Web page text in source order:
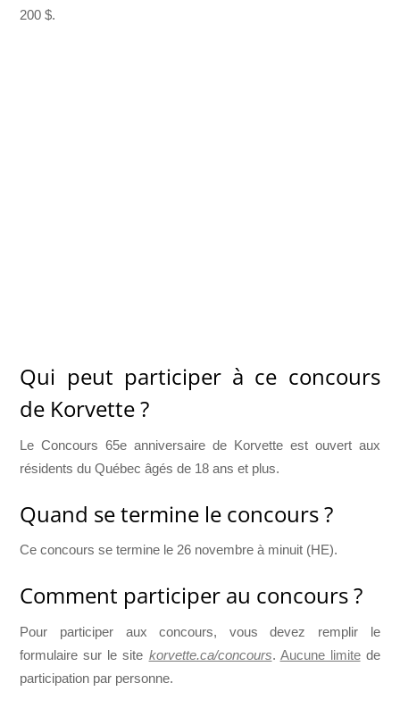
200 $.
Qui peut participer à ce concours
de Korvette ?
Le Concours 65e anniversaire de Korvette est ouvert aux
résidents du Québec âgés de 18 ans et plus.
Quand se termine le concours ?
Ce concours se termine le 26 novembre à minuit (HE).
Comment participer au concours ?
Pour participer aux concours, vous devez remplir le
formulaire sur le site korvette.ca/concours. Aucune limitede
participation par personne.